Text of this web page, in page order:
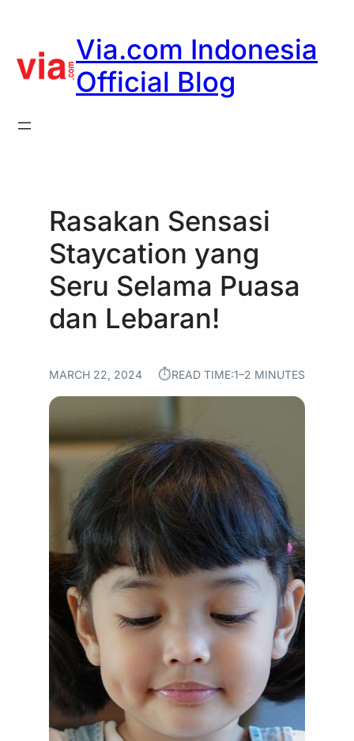
content
Via.com Indonesia
Official Blog
Rasakan Sensasi
Staycation yang
Seru Selama Puasa
dan Lebaran!
MARCH 22, 2024 ⏱︎READ TIME:1–2 MINUTES